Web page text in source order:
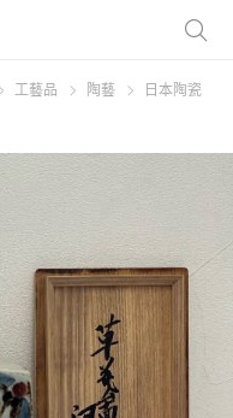
工藝品 陶藝
日本陶瓷